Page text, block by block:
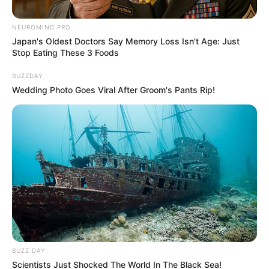
Policía MEBAR
Capturados en Persecución.
NEUROMIND PRO
Japan's Oldest Doctors Say Memory Loss Isn't Age: Just
Stop Eating These 3 Foods
BUZZDAY
Wedding Photo Goes Viral After Groom's Pants Rip!
BUZZ DAY
Scientists Just Shocked The World In The Black Sea!